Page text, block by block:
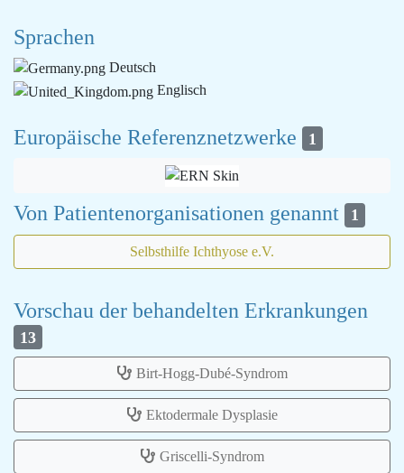
Sprachen
Deutsch
Englisch
Europäische Referenznetzwerke 1
Von Patientenorganisationen genannt 1
Selbsthilfe Ichthyose e.V.
Vorschau der behandelten Erkrankungen
13
Birt-Hogg-Dubé-Syndrom
Ektodermale Dysplasie
Griscelli-Syndrom